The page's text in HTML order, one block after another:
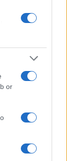
or
μπροστά
δει στη ζωή
Ελλάδας –
η
η Μαρία
για την
από την